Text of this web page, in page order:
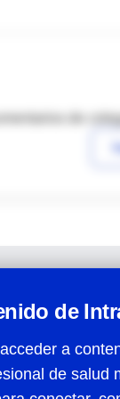
de
de
a
de salud